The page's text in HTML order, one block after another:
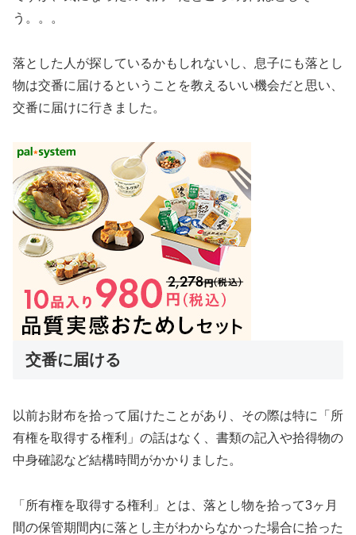
う。。。
落とした人が探しているかもしれないし、息子にも落とし
物は交番に届けるということを教えるいい機会だと思い、
交番に届けに行きました。
交番に届ける
以前お財布を拾って届けたことがあり、その際は特に「所
有権を取得する権利」の話はなく、書類の記入や拾得物の
中身確認など結構時間がかかりました。
「所有権を取得する権利」とは、落とし物を拾って3ヶ月
間の保管期間内に落とし主がわからなかった場合に拾った